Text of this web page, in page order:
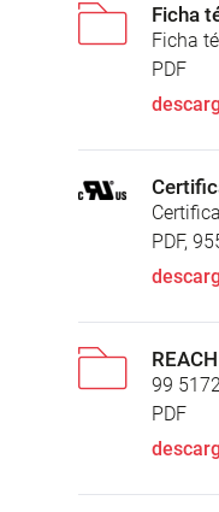
Ficha
Ficha
PDF
PDF,
REACH
99
PDF